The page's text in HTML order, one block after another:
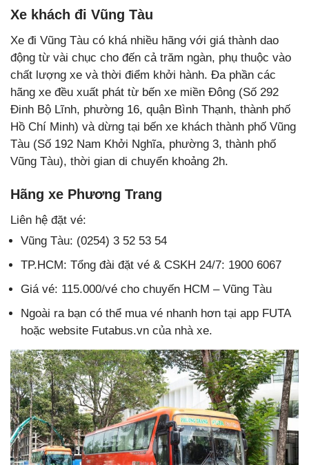
Xe khách đi Vũng Tàu
Xe đi Vũng Tàu có khá nhiều hãng với giá thành dao
động từ vài chục cho đến cả trăm ngàn, phụ thuộc vào
chất lượng xe và thời điểm khởi hành. Đa phần các
hãng xe đều xuất phát từ bến xe miền Đông (Số 292
Đinh Bộ Lĩnh, phường 16, quận Bình Thạnh, thành phố
Hồ Chí Minh) và dừng tại bến xe khách thành phố Vũng
Tàu (Số 192 Nam Khởi Nghĩa, phường 3, thành phố
Vũng Tàu), thời gian di chuyển khoảng 2h.
Hãng xe Phương Trang
Liên hệ đặt vé:
Vũng Tàu: (0254) 3 52 53 54
TP.HCM: Tổng đài đặt vé & CSKH 24/7: 1900 6067
Giá vé: 115.000/vé cho chuyến HCM – Vũng Tàu
Ngoài ra bạn có thể mua vé nhanh hơn tại app FUTA
hoặc website Futabus.vn của nhà xe.